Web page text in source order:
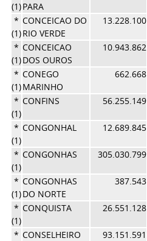
(1)PARA
*
(1)
CONCEICAO DO
RIO VERDE
13.228.100
*
(1)
CONCEICAO
DOS OUROS
10.943.862
*
(1)
CONEGO
MARINHO
662.668
*
(1)
CONFINS 56.255.149
*
(1)
CONGONHAL 12.689.845
*
(1)
CONGONHAS 305.030.799
*
(1)
CONGONHAS
DO NORTE
387.543
*
(1)
CONQUISTA 26.551.128
* CONSELHEIRO
93.151.591